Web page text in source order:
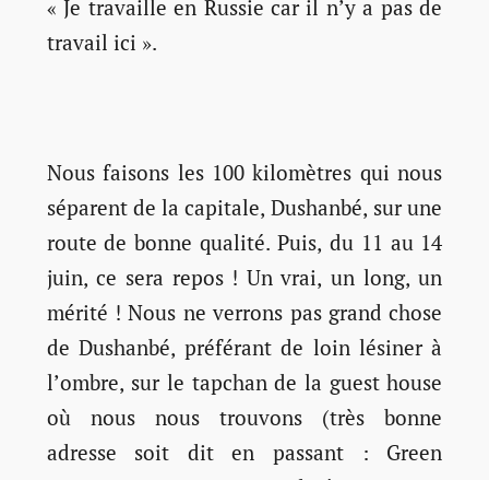
« Je travaille en Russie car il n’y a pas de
travail ici ».
Nous faisons les 100 kilomètres qui nous
séparent de la capitale, Dushanbé, sur une
route de bonne qualité. Puis, du 11 au 14
juin, ce sera repos ! Un vrai, un long, un
mérité ! Nous ne verrons pas grand chose
de Dushanbé, préférant de loin lésiner à
l’ombre, sur le tapchan de la guest house
où nous nous trouvons (très bonne
adresse soit dit en passant : Green